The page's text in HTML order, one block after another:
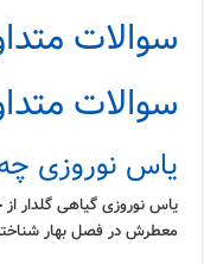
سوالات
سوالات
یاس نوروزی
یاس نوروزی گیاهی گلدار
معطرش در فصل بهار